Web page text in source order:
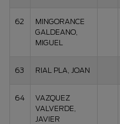
62
MINGORANCE
GALDEANO,
MIGUEL
63 RIAL PLA, JOAN
64
VAZQUEZ
VALVERDE,
JAVIER